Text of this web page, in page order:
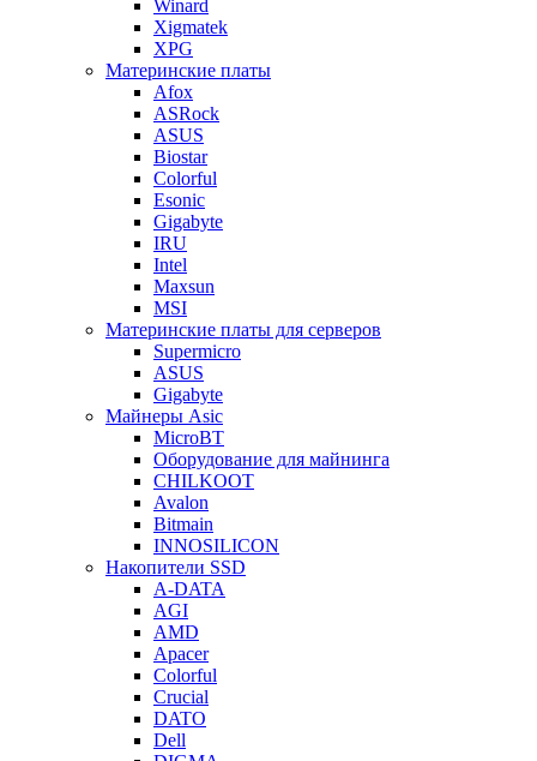
Winard
Xigmatek
XPG
Материнские платы
Afox
ASRock
ASUS
Biostar
Colorful
Esonic
Gigabyte
IRU
Intel
Maxsun
MSI
Материнские платы для серверов
Supermicro
ASUS
Gigabyte
Майнеры Asic
MicroBT
Оборудование для майнинга
CHILKOOT
Avalon
Bitmain
INNOSILICON
Накопители SSD
A-DATA
AGI
AMD
Apacer
Colorful
Crucial
DATO
Dell